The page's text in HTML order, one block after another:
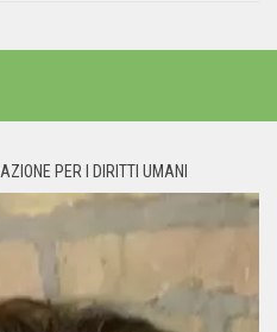
PER I DIRITTI UMANI